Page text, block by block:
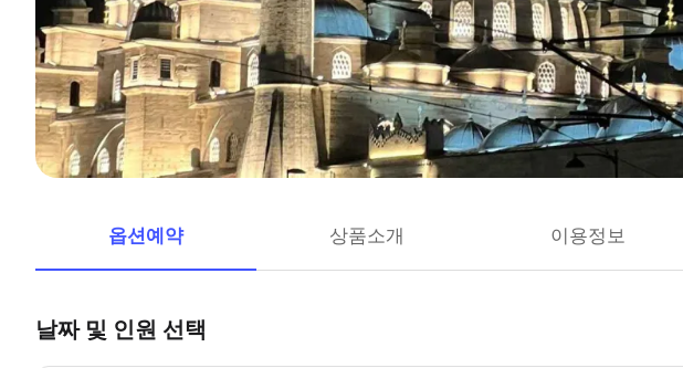
옵션예약 상품소개 이용정보
날짜 및 인원 선택